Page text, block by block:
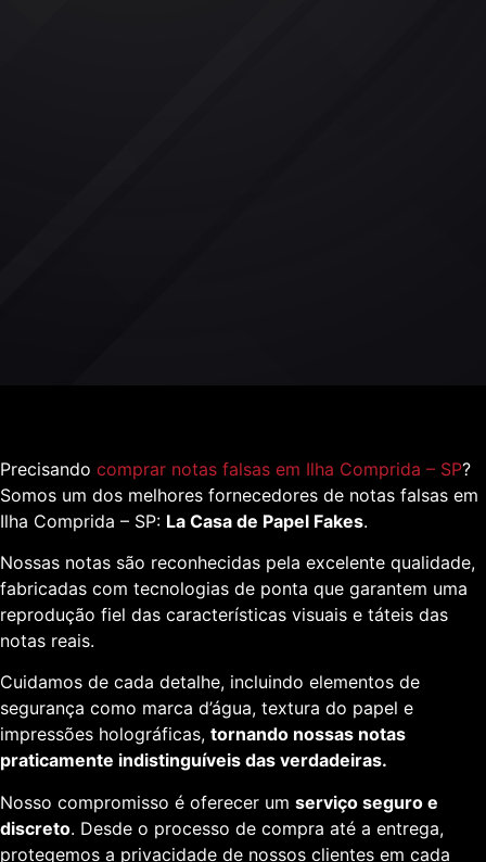
Precisando comprar notas falsas em Ilha Comprida – SP?
Somos um dos melhores fornecedores de notas falsas em
Ilha Comprida – SP: La Casa de Papel Fakes.
Nossas notas são reconhecidas pela excelente qualidade,
fabricadas com tecnologias de ponta que garantem uma
reprodução fiel das características visuais e táteis das
notas reais.
Cuidamos de cada detalhe, incluindo elementos de
segurança como marca d’água, textura do papel e
impressões holográficas, tornando nossas notas
praticamente indistinguíveis das verdadeiras.
Nosso compromisso é oferecer um serviço seguro e
discreto. Desde o processo de compra até a entrega,
protegemos a privacidade de nossos clientes em cada